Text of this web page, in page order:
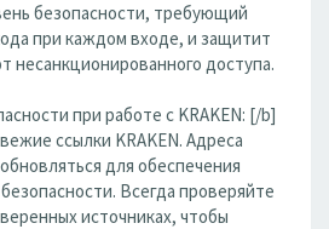
безопасности, требующий
при каждом входе, и защитит
несанкционированного доступа.
при работе с KRAKEN: [/b]
ссылки KRAKEN. Адреса
для обеспечения
Всегда проверяйте
источниках, чтобы